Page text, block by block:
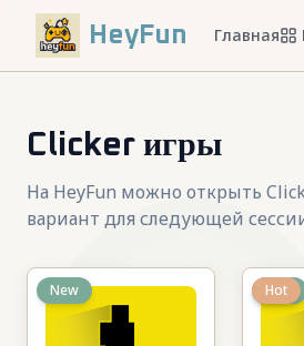
HeyFun Главная
Clicker игры
На HeyFun можно открыть
вариант для следующей
New New
Hot